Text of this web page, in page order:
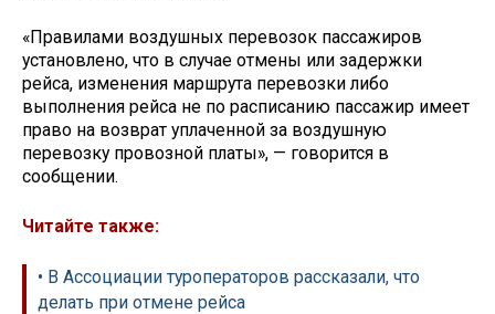
«Правилами воздушных перевозок пассажиров
установлено, что в случае отмены или задержки
рейса, изменения маршрута перевозки либо
выполнения рейса не по расписанию пассажир имеет
право на возврат уплаченной за воздушную
перевозку провозной платы», — говорится в
сообщении.
Читайте также:
• В Ассоциации туроператоров рассказали, что
делать при отмене рейса